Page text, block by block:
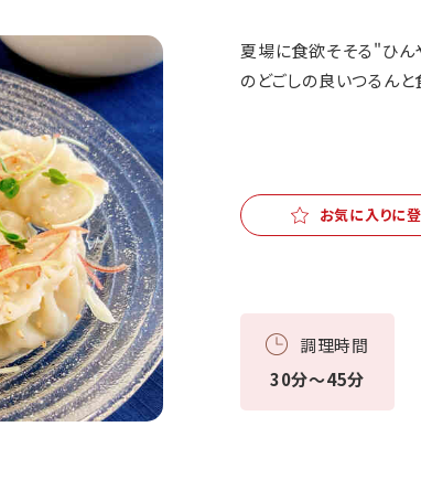
夏場に食欲そそる"ひん
のどごしの良いつるん
お気に入りに
調理時間
30分～45分